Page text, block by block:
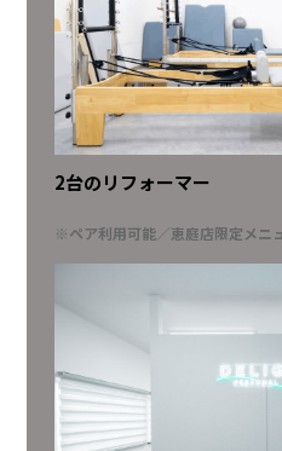
2台のリフォーマー
※ペア利用可能／恵庭店限定メニ